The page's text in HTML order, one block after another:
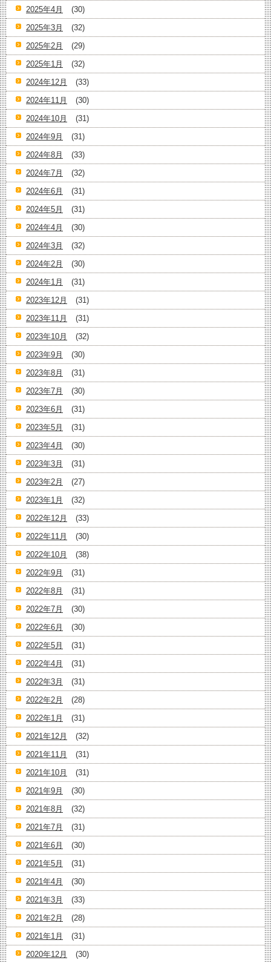
2025年4月
(30)
2025年3月
(32)
2025年2月
(29)
2025年1月
(32)
2024年12月
(33)
2024年11月
(30)
2024年10月
(31)
2024年9月
(31)
2024年8月
(33)
2024年7月
(32)
2024年6月
(31)
2024年5月
(31)
2024年4月
(30)
2024年3月
(32)
2024年2月
(30)
2024年1月
(31)
2023年12月
(31)
2023年11月
(31)
2023年10月
(32)
2023年9月
(30)
2023年8月
(31)
2023年7月
(30)
2023年6月
(31)
2023年5月
(31)
2023年4月
(30)
2023年3月
(31)
2023年2月
(27)
2023年1月
(32)
2022年12月
(33)
2022年11月
(30)
2022年10月
(38)
2022年9月
(31)
2022年8月
(31)
2022年7月
(30)
2022年6月
(30)
2022年5月
(31)
2022年4月
(31)
2022年3月
(31)
2022年2月
(28)
2022年1月
(31)
2021年12月
(32)
2021年11月
(31)
2021年10月
(31)
2021年9月
(30)
2021年8月
(32)
2021年7月
(31)
2021年6月
(30)
2021年5月
(31)
2021年4月
(30)
2021年3月
(33)
2021年2月
(28)
2021年1月
(31)
2020年12月
(30)